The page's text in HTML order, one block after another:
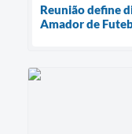
Reunião define
Amador de